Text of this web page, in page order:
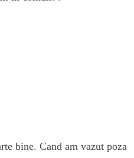
bine. Cand am vazut poza